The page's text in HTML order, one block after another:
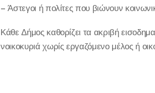
– Άστεγοι ή πολίτες που βιώνουν
Κάθε Δήμος καθορίζει τα ακριβή
νοικοκυριά χωρίς εργαζόμενο μέλος ή